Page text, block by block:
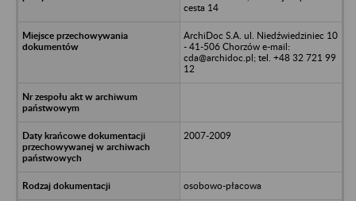
cesta 14
ArchiDoc S.A. ul. Niedźwiedziniec 10
- 41-506 Chorzów e-mail:
cda@archidoc.pl; tel. +48 32 721 99
12
2007-2009
osobowo-płacowa